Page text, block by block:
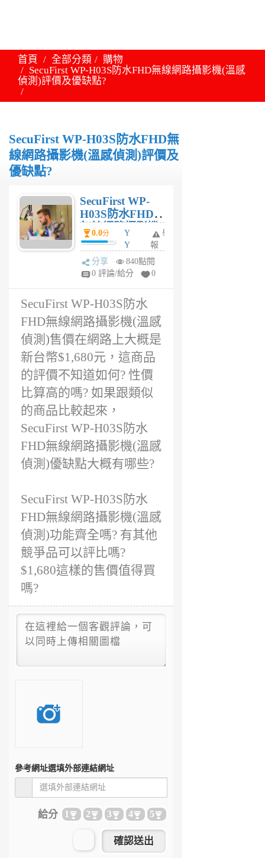
首頁 全部分類
購物
SecuFirst WP-H03S防水FHD無線網路攝影機(溫感
偵測)評價及優缺點?
SecuFirst WP-H03S防水FHD無
線網路攝影機(溫感偵測)評價及
優缺點?
SecuFirst WP-
H03S防水FHD
無線網路攝影機
(溫感偵測)評價
及優缺點?
0.0分
Y
Y
6
年
舉
報
分享
840點閱
0 評論/給分
0
SecuFirst WP-H03S防水
FHD無線網路攝影機(溫感
偵測)售價在網路上大概是
新台幣$1,680元，這商品
的評價不知道如何? 性價
比算高的嗎? 如果跟類似
的商品比較起來，
SecuFirst WP-H03S防水
FHD無線網路攝影機(溫感
偵測)優缺點大概有哪些?
SecuFirst WP-H03S防水
FHD無線網路攝影機(溫感
偵測)功能齊全嗎? 有其他
競爭品可以評比嗎?
$1,680這樣的售價值得買
嗎?
參考網址選填外部連結網址
給分 1 2 3 4 5